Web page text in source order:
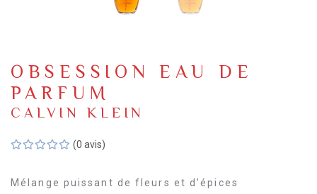
OBSESSION EAU DE
PARFUM
CALVIN KLEIN
(0 avis)
Mélange puissant de fleurs et d’épices